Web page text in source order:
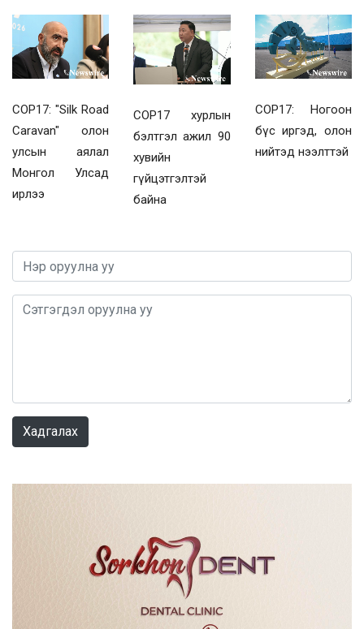
COP17: "Silk Road
Caravan" олон
улсын аялал
Монгол Улсад
ирлээ
COP17 хурлын
бэлтгэл ажил 90
хувийн
гүйцэтгэлтэй
байна
COP17: Ногоон
бүс иргэд, олон
нийтэд нээлттэй
Хадгалах